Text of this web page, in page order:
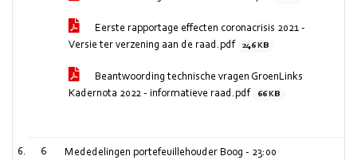
Eerste rapportage effecten coronacrisis 2021 -
Versie ter verzening aan de raad.pdf
246 KB
Beantwoording technische vragen GroenLinks
Kadernota 2022 - informatieve raad.pdf
66 KB
6 Mededelingen portefeuillehouder Boog - 23:00